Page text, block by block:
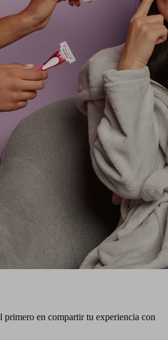
primero en compartir tu experiencia con